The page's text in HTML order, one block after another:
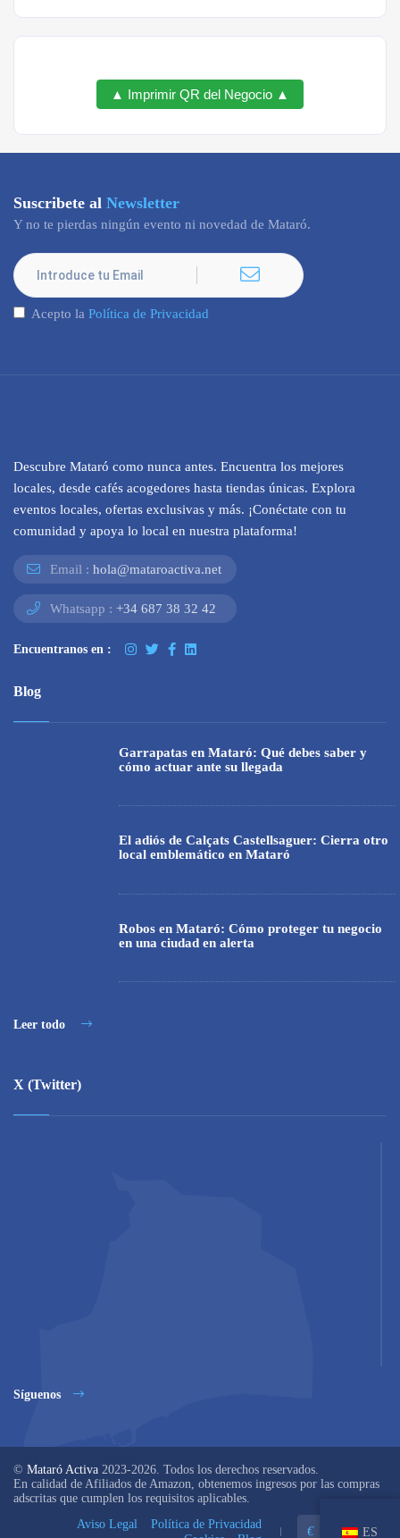
▲ Imprimir QR del Negocio ▲
Suscribete al Newsletter
Y no te pierdas ningún evento ni novedad de Mataró.
Acepto la Política de Privacidad
Descubre Mataró como nunca antes. Encuentra los mejores
locales, desde cafés acogedores hasta tiendas únicas. Explora
eventos locales, ofertas exclusivas y más. ¡Conéctate con tu
comunidad y apoya lo local en nuestra plataforma!
Email : hola@mataroactiva.net
Whatsapp : +34 687 38 32 42
Encuentranos en :
Blog
Garrapatas en Mataró: Qué debes saber y
cómo actuar ante su llegada
El adiós de Calçats Castellsaguer: Cierra otro
local emblemático en Mataró
Robos en Mataró: Cómo proteger tu negocio
en una ciudad en alerta
Leer todo
X (Twitter)
Síguenos
© Mataró Activa 2023-2026. Todos los derechos reservados.
En calidad de Afiliados de Amazon, obtenemos ingresos por las compras
adscritas que cumplen los requisitos aplicables.
Aviso Legal
Política de Privacidad
€ EUR ES